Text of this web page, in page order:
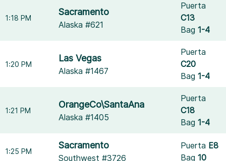
1:18 PM
Sacramento
Alaska #621
Puerta
C13
Bag1-4
1:20 PM
Las Vegas
Alaska #1467
Puerta
C20
Bag1-4
1:21 PM
OrangeCo\SantaAna
Alaska #1405
Puerta
C18
Bag1-4
1:25 PM
Sacramento
Southwest #3726
Puerta E8
Bag10